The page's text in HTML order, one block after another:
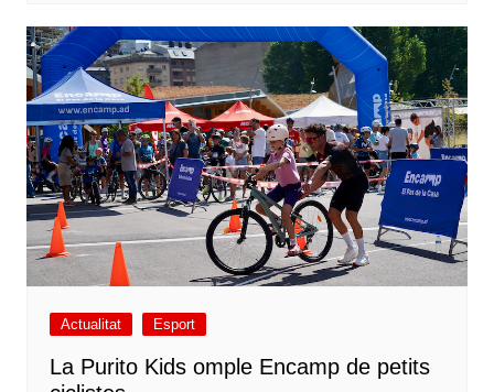
Actualitat Esport
La Purito Kids omple Encamp de petits